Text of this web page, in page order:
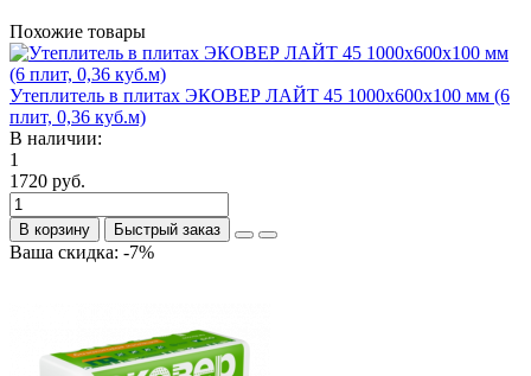
Похожие товары
Утеплитель в плитах ЭКОВЕР ЛАЙТ 45 1000х600х100 мм (6
плит, 0,36 куб.м)
В наличии:
1
1720 руб.
В корзину Быстрый заказ
Ваша скидка: -7%